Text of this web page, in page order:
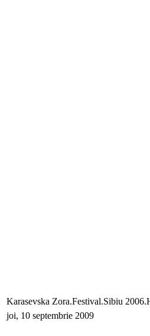
Karasevska Zora.Festival.Sibiu
joi, 10 septembrie 2009